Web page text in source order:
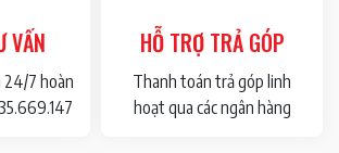
VẤN
7 hoàn
HỖ TRỢ TRẢ GÓP
Thanh toán trả góp linh
hoạt qua các ngân hàng